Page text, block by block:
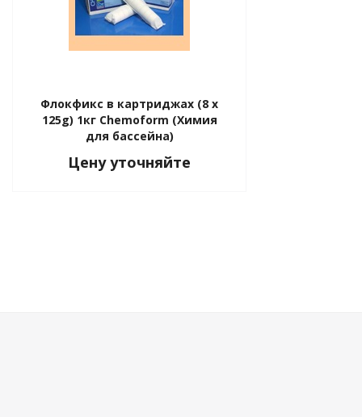
Флокфикс в картриджах (8 x
125g) 1кг Chemoform (Химия
для бассейна)
Цену уточняйте